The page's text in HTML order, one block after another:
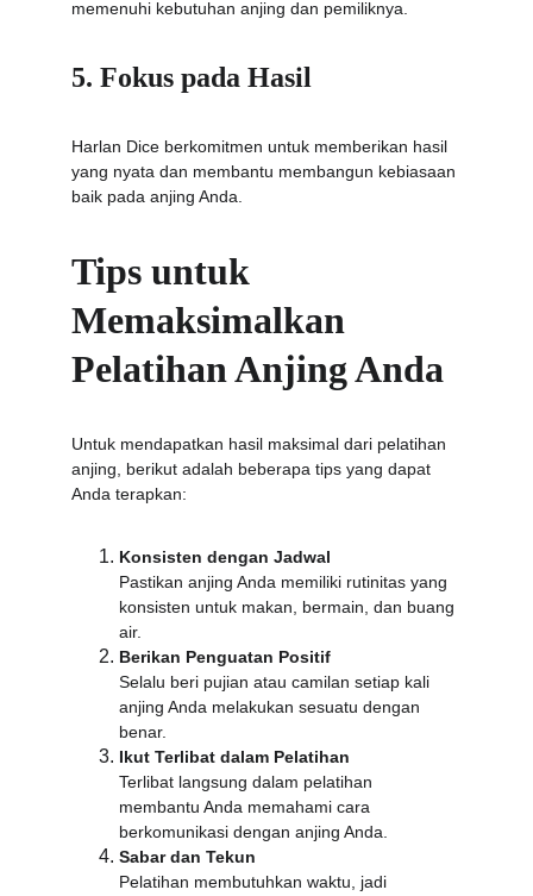
memenuhi kebutuhan anjing dan pemiliknya.
5. Fokus pada Hasil
Harlan Dice berkomitmen untuk memberikan hasil
yang nyata dan membantu membangun kebiasaan
baik pada anjing Anda.
Tips untuk
Memaksimalkan
Pelatihan Anjing Anda
Untuk mendapatkan hasil maksimal dari pelatihan
anjing, berikut adalah beberapa tips yang dapat
Anda terapkan:
Konsisten dengan Jadwal
Pastikan anjing Anda memiliki rutinitas yang
konsisten untuk makan, bermain, dan buang
air.
Berikan Penguatan Positif
Selalu beri pujian atau camilan setiap kali
anjing Anda melakukan sesuatu dengan
benar.
Ikut Terlibat dalam Pelatihan
Terlibat langsung dalam pelatihan
membantu Anda memahami cara
berkomunikasi dengan anjing Anda.
Sabar dan Tekun
Pelatihan membutuhkan waktu, jadi